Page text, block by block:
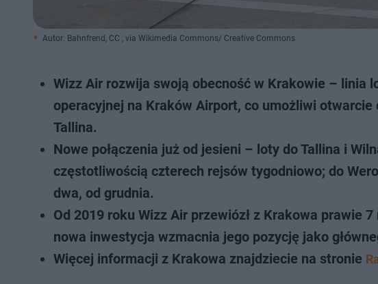
Autor: Bahnfrend, CC , via Wikimedia Commons/ Creative Commons
Wizz Air rozwija swoją obecność w Krakowie – linia
operacyjnej na Kraków Airport, co umożliwi
Tallina.
Nowe połączenia już od jesieni – loty do Tallina i
częstotliwością czterech rejsów tygodniowo; do
dwa, od grudnia.
Od 2019 roku Wizz Air przewiózł z Krakowa prawie
nowa inwestycja wzmacnia jego pozycję jako
Więcej informacji z Krakowa znajdziecie na stronie